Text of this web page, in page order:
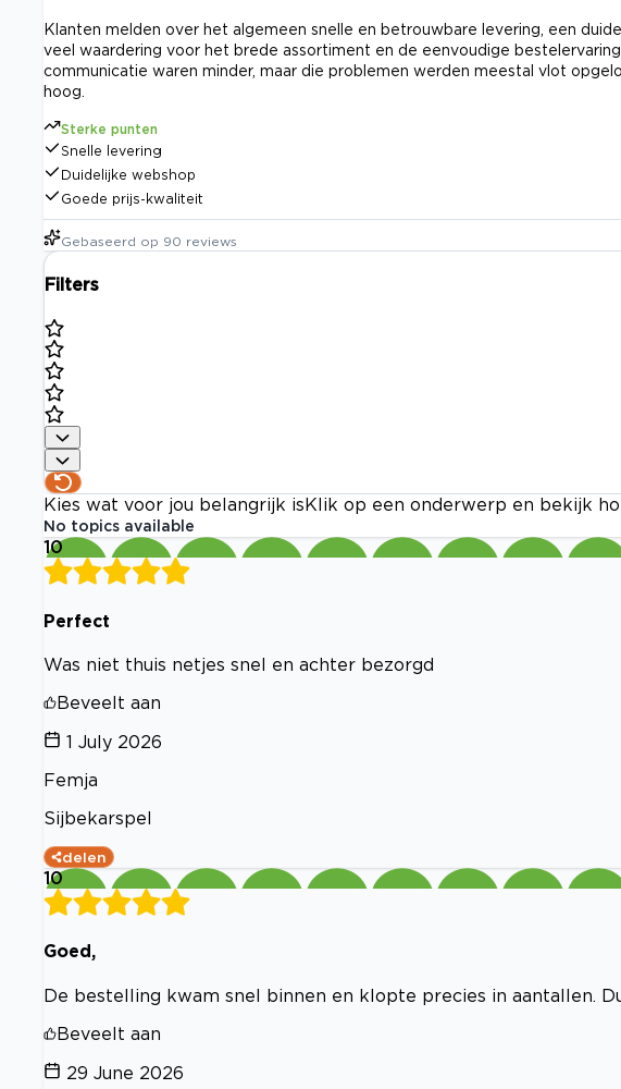
Klanten melden over het algemeen snelle en betrouwbare levering, een
veel waardering voor het brede assortiment en de eenvoudige
communicatie waren minder, maar die problemen werden meestal vlot
hoog.
Sterke punten
Snelle levering
Duidelijke webshop
Goede prijs-kwaliteit
Gebaseerd op 90 reviews
Filters
Kies wat voor jou belangrijk is Klik op een onderwerp en bekijk
No topics available
10
Perfect
Was niet thuis netjes snel en achter bezorgd
Beveelt aan
1 July 2026
Femja
Sijbekarspel
delen
10
Goed,
De bestelling kwam snel binnen en klopte precies in aantallen.
Beveelt aan
29 June 2026